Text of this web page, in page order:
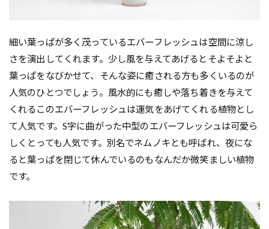
細い葉っぱが多く茂っているエバーフレッシュは空間に涼し
さを演出してくれます。少し風を与えてあげるとそよそよと
葉っぱをなびかせて、そんな姿に癒される方も多くいるのが
人気のひとつでしょう。風水的にも癒しや落ち着きを与えて
くれるこのエバーフレッシュは運気をあげてくれる植物とし
て人気です。S字に曲がった中型のエバーフレッシュは可愛ら
しくとっても人気です。別名でネムノキとも呼ばれ、夜にな
ると葉っぱを閉じて休んでいるのもなんだか微笑ましい植物
です。